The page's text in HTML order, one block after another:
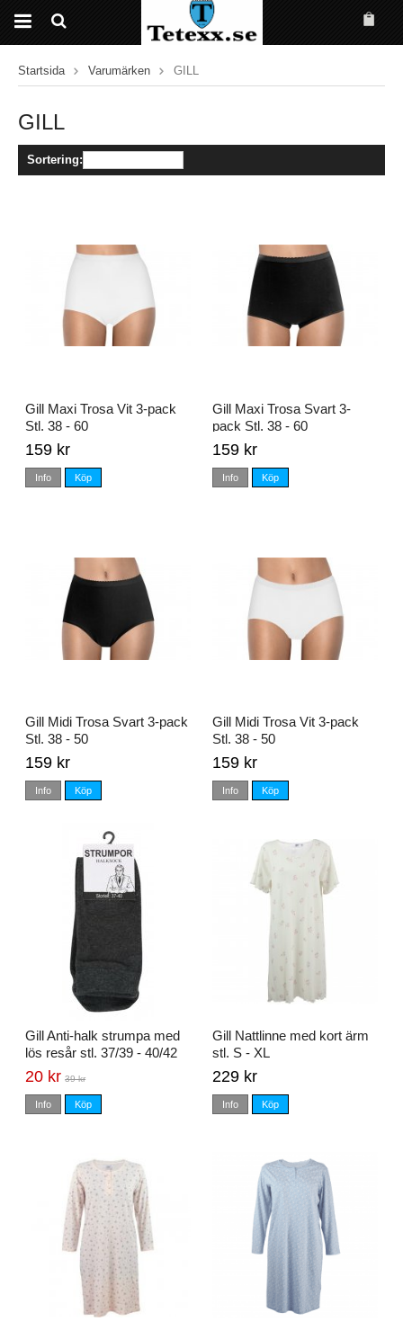
Startsida Varumärken GILL
GILL
Sortering:
Gill Maxi Trosa Vit 3-pack
Stl. 38 - 60
159 kr
Info Köp
Gill Maxi Trosa Svart 3-
pack Stl. 38 - 60
159 kr
Info Köp
Gill Midi Trosa Svart 3-pack
Stl. 38 - 50
159 kr
Info Köp
Gill Midi Trosa Vit 3-pack
Stl. 38 - 50
159 kr
Info Köp
Gill Anti-halk strumpa med
lös resår stl. 37/39 - 40/42
20 kr 39 kr
Info Köp
Gill Nattlinne med kort ärm
stl. S - XL
229 kr
Info Köp